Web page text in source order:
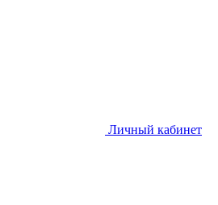
Личный кабинет